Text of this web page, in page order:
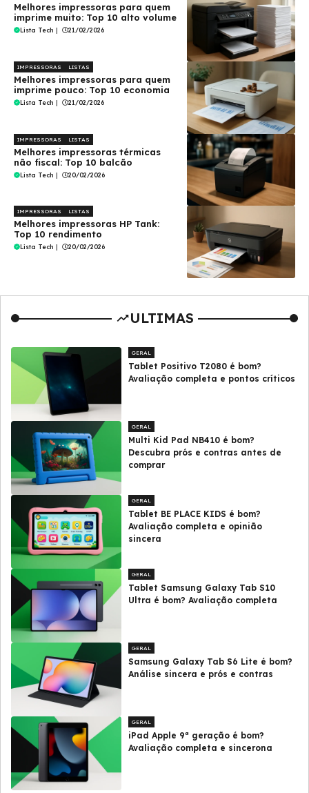
Melhores impressoras para quem
imprime muito: Top 10 alto volume
Lista Tech | 21/02/2026
IMPRESSORAS LISTAS
Melhores impressoras para quem
imprime pouco: Top 10 economia
Lista Tech | 21/02/2026
IMPRESSORAS LISTAS
Melhores impressoras térmicas
não fiscal: Top 10 balcão
Lista Tech | 20/02/2026
IMPRESSORAS LISTAS
Melhores impressoras HP Tank:
Top 10 rendimento
Lista Tech | 20/02/2026
ULTIMAS
GERAL
Tablet Positivo T2080 é bom?
Avaliação completa e pontos críticos
GERAL
Multi Kid Pad NB410 é bom?
Descubra prós e contras antes de
comprar
GERAL
Tablet BE PLACE KIDS é bom?
Avaliação completa e opinião
sincera
GERAL
Tablet Samsung Galaxy Tab S10
Ultra é bom? Avaliação completa
GERAL
Samsung Galaxy Tab S6 Lite é bom?
Análise sincera e prós e contras
GERAL
iPad Apple 9ª geração é bom?
Avaliação completa e sincerona